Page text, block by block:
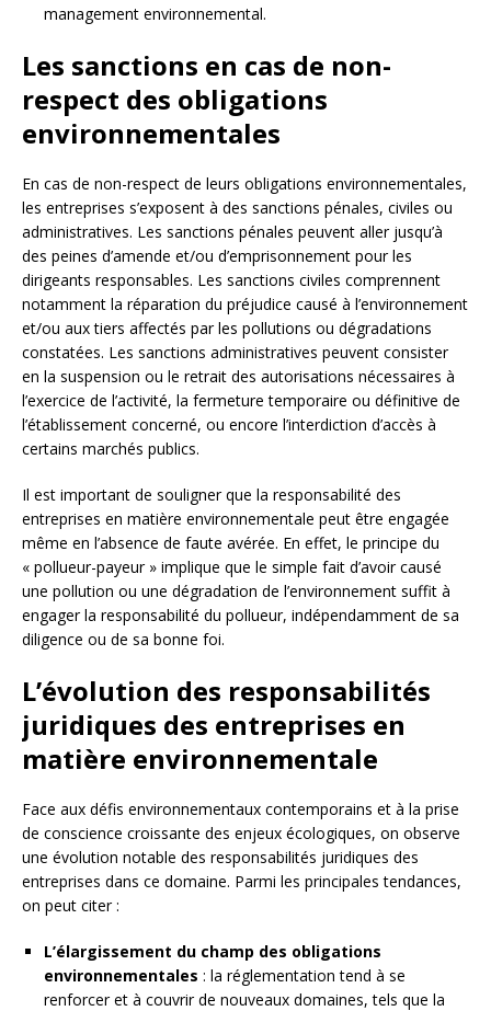
management environnemental.
Les sanctions en cas de non-
respect des obligations
environnementales
En cas de non-respect de leurs obligations environnementales,
les entreprises s’exposent à des sanctions pénales, civiles ou
administratives. Les sanctions pénales peuvent aller jusqu’à
des peines d’amende et/ou d’emprisonnement pour les
dirigeants responsables. Les sanctions civiles comprennent
notamment la réparation du préjudice causé à l’environnement
et/ou aux tiers affectés par les pollutions ou dégradations
constatées. Les sanctions administratives peuvent consister
en la suspension ou le retrait des autorisations nécessaires à
l’exercice de l’activité, la fermeture temporaire ou définitive de
l’établissement concerné, ou encore l’interdiction d’accès à
certains marchés publics.
Il est important de souligner que la responsabilité des
entreprises en matière environnementale peut être engagée
même en l’absence de faute avérée. En effet, le principe du
« pollueur-payeur » implique que le simple fait d’avoir causé
une pollution ou une dégradation de l’environnement suffit à
engager la responsabilité du pollueur, indépendamment de sa
diligence ou de sa bonne foi.
L’évolution des responsabilités
juridiques des entreprises en
matière environnementale
Face aux défis environnementaux contemporains et à la prise
de conscience croissante des enjeux écologiques, on observe
une évolution notable des responsabilités juridiques des
entreprises dans ce domaine. Parmi les principales tendances,
on peut citer :
L’élargissement du champ des obligations
environnementales : la réglementation tend à se
renforcer et à couvrir de nouveaux domaines, tels que la